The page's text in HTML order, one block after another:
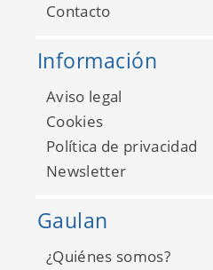
Alice et Paul 28174217
Contacto
Información
Aviso legal
Cookies
Política de privacidad
Newsletter
Gaulan
¿Quiénes somos?